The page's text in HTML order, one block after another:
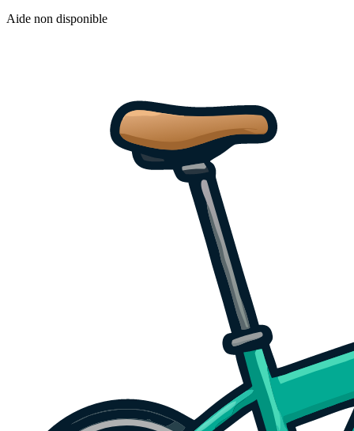
Aide non disponible